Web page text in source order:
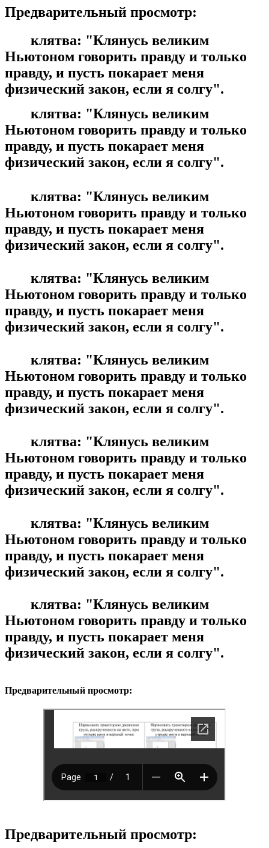
Предварительный просмотр:
клятва: "Клянусь великим
Ньютоном говорить правду и только
правду, и пусть покарает меня
физический закон, если я солгу".
клятва: "Клянусь великим
Ньютоном говорить правду и только
правду, и пусть покарает меня
физический закон, если я солгу".
клятва: "Клянусь великим
Ньютоном говорить правду и только
правду, и пусть покарает меня
физический закон, если я солгу".
клятва: "Клянусь великим
Ньютоном говорить правду и только
правду, и пусть покарает меня
физический закон, если я солгу".
клятва: "Клянусь великим
Ньютоном говорить правду и только
правду, и пусть покарает меня
физический закон, если я солгу".
клятва: "Клянусь великим
Ньютоном говорить правду и только
правду, и пусть покарает меня
физический закон, если я солгу".
клятва: "Клянусь великим
Ньютоном говорить правду и только
правду, и пусть покарает меня
физический закон, если я солгу".
клятва: "Клянусь великим
Ньютоном говорить правду и только
правду, и пусть покарает меня
физический закон, если я солгу".
Предварительный просмотр:
Предварительный просмотр: